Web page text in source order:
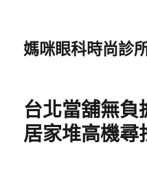
媽咪眼科時尚診
台北當舖無
居家堆高機